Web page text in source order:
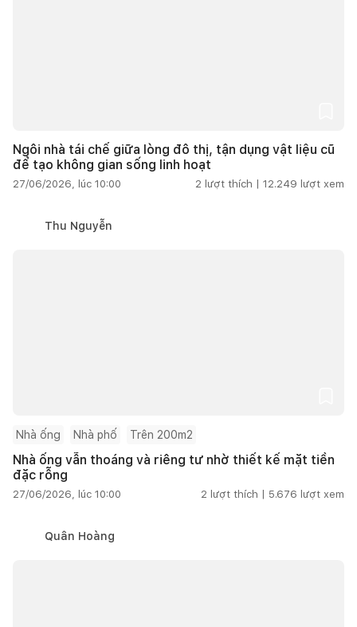
Ngôi nhà tái chế giữa lòng đô thị, tận dụng vật liệu cũ
để tạo không gian sống linh hoạt
27/06/2026, lúc 10:00 2 lượt thích | 12.249 lượt xem
Thu Nguyễn
Nhà ống Nhà phố Trên 200m2
Nhà ống vẫn thoáng và riêng tư nhờ thiết kế mặt tiền
đặc rỗng
27/06/2026, lúc 10:00 2 lượt thích | 5.676 lượt xem
Quân Hoàng